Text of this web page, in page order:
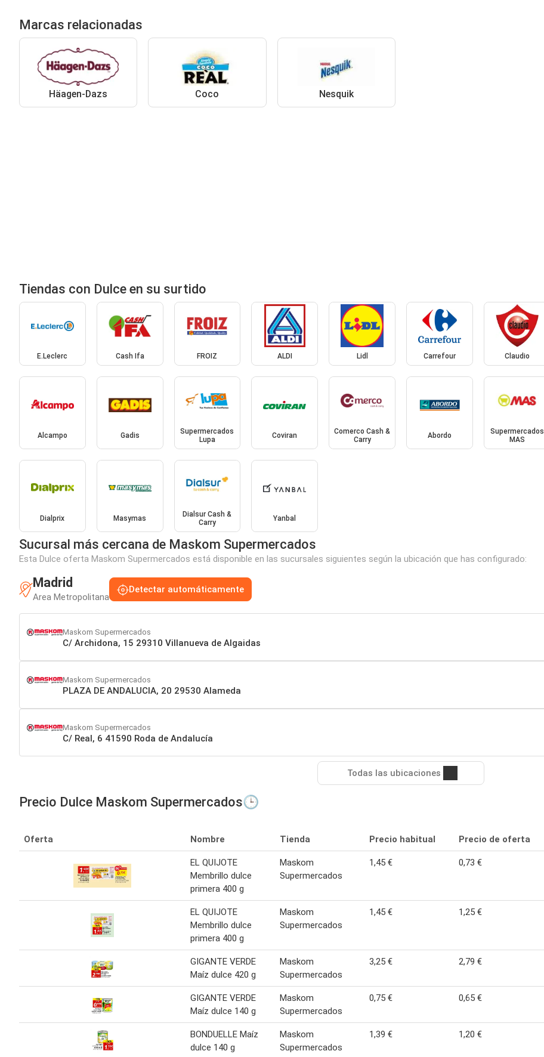
Marcas relacionadas
Häagen-Dazs Coco Nesquik
Tiendas con Dulce en su surtido
E.Leclerc Cash Ifa FROIZ ALDI Lidl Carrefour Claudio
Alcampo Gadis
Supermercados
Lupa
Coviran
Comerco Cash &
Carry
Abordo
Supermercados
MAS
Dialprix Masymas
Dialsur Cash &
Carry
Yanbal
Sucursal más cercana de Maskom Supermercados
Esta Dulce oferta Maskom Supermercados está disponible en las sucursales siguientes según la ubicación que has configurado:
Madrid
Area Metropolitana
Detectar automáticamente
Maskom Supermercados
C/ Archidona, 15 29310 Villanueva de Algaidas
Maskom Supermercados
PLAZA DE ANDALUCIA, 20 29530 Alameda
Maskom Supermercados
C/ Real, 6 41590 Roda de Andalucía
Todas las ubicaciones
Precio Dulce Maskom Supermercados🕒
Oferta Nombre Tienda Precio habitual Precio de oferta
EL QUIJOTE
Membrillo dulce
primera 400 g
Maskom
Supermercados
1,45 € 0,73 €
EL QUIJOTE
Membrillo dulce
primera 400 g
Maskom
Supermercados
1,45 € 1,25 €
GIGANTE VERDE
Maíz dulce 420 g
Maskom
Supermercados
3,25 € 2,79 €
GIGANTE VERDE
Maíz dulce 140 g
Maskom
Supermercados
0,75 € 0,65 €
BONDUELLE Maíz
dulce 140 g
Maskom
Supermercados
1,39 € 1,20 €